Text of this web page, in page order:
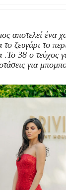
αποτελεί ένα
το ζευγάρι το
.Το 38 ο τεύχος
για